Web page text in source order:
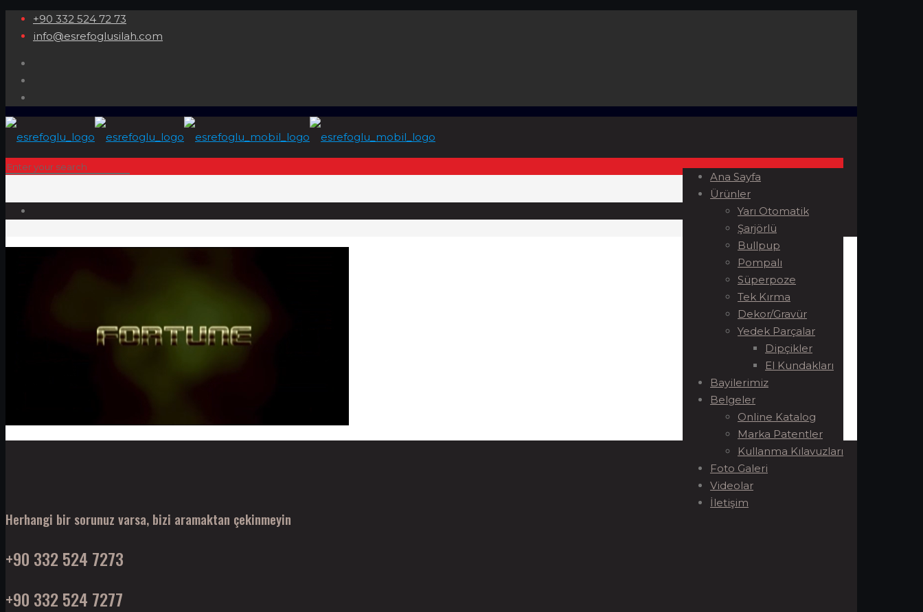
+90 332 524 72 73
info@esrefoglusilah.com
Ana Sayfa
Ürünler
Yarı Otomatik
Şarjörlü
Bullpup
Pompalı
Süperpoze
Tek Kırma
Dekor/Gravür
Yedek Parçalar
Dipçikler
El Kundakları
Bayilerimiz
Belgeler
Online Katalog
Marka Patentler
Kullanma Kılavuzları
Foto Galeri
Videolar
İletişim
Herhangi bir sorunuz varsa, bizi aramaktan çekinmeyin
+90 332 524 7273
+90 332 524 7277